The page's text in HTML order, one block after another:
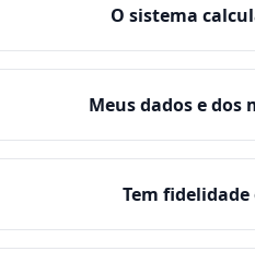
O sistema
Meus dados e dos
Tem